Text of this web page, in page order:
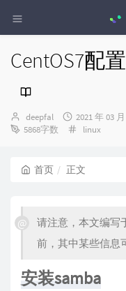
CentOS7配
博
主：
deepfal
发
布
2021 年 03
5868字数
分
linux
首页 正文
请注意，本文编写
前，其中某些信息
安装samba